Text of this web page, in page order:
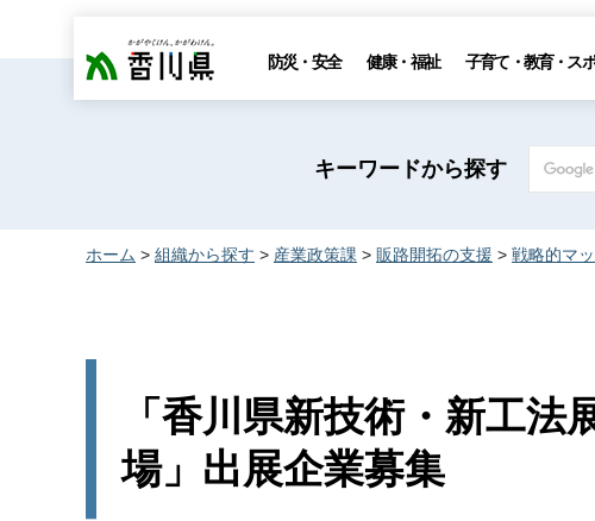
香川県 防災・安全 健康・福祉 子育て・教育・ス
キーワードから探す
ホーム > 組織から探す > 産業政策課 > 販路開拓の支援 > 戦略的マ
「香川県新技術・新工
場」出展企業募集